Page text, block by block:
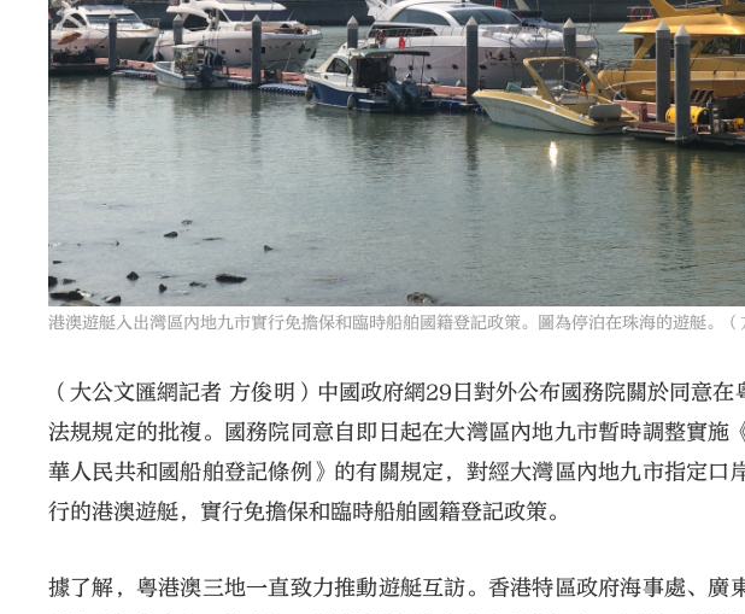
港澳遊艇入出灣區內地九市實行免擔保和臨時船舶國籍登記政策。圖為停泊在珠海的遊艇。（
（大公文匯網記者 方俊明）中國政府網29日對外公布國務院關於同意
法規規定的批複。國務院同意自即日起在大灣區內地九市暫時調整實施
華人民共和國船舶登記條例》的有關規定，對經大灣區內地九市指定口
行的港澳遊艇，實行免擔保和臨時船舶國籍登記政策。
據了解，粵港澳三地一直致力推動遊艇互訪。香港特區政府海事處、廣